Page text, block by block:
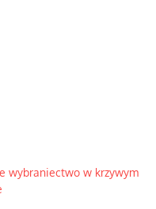
wybraniectwo w krzywym